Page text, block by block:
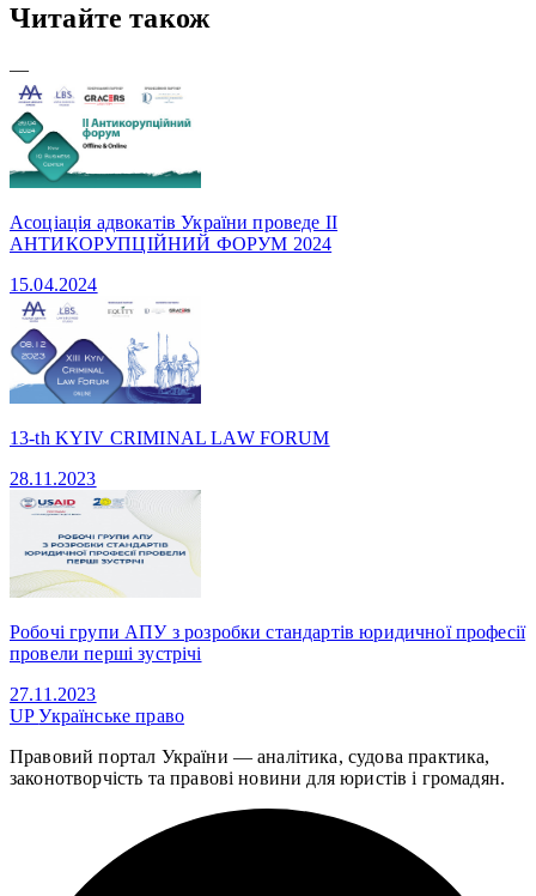
Читайте також
—
Асоціація адвокатів України проведе II
АНТИКОРУПЦІЙНИЙ ФОРУМ 2024
15.04.2024
13-th KYIV CRIMINAL LAW FORUM
28.11.2023
Робочі групи АПУ з розробки стандартів юридичної професії
провели перші зустрічі
27.11.2023
UPУкраїнське право
Правовий портал України — аналітика, судова практика,
законотворчість та правові новини для юристів і громадян.